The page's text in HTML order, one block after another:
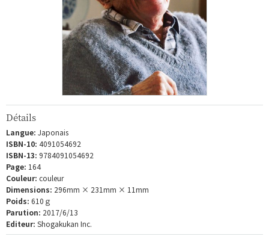
Détails
Langue: Japonais
ISBN-10: 4091054692
ISBN-13: 9784091054692
Page: 164
Couleur: couleur
Dimensions: 296mm × 231mm × 11mm
Poids: 610ｇ
Parution: 2017/6/13
Editeur: Shogakukan Inc.